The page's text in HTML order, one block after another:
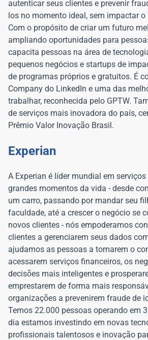
autenticar seus clientes e prevenir
los no momento ideal, sem impactar
Com o propósito de criar um futuro
ampliando oportunidades para
capacita pessoas na área de
pequenos negócios e startups de
de programas próprios e gratuitos. É
Company do LinkedIn e uma das
trabalhar, reconhecida pelo GPTW.
de serviços mais inovadora do país,
Prêmio Valor Inovação Brasil.
Experian
A Experian é líder mundial em
grandes momentos da vida - desde
um carro, passando por mandar seu
faculdade, até a crescer o negócio se
novos clientes - nós empoderamos
clientes a gerenciarem seus dados
ajudamos as pessoas a tomarem o
acessarem serviços financeiros, os
decisões mais inteligentes e
emprestarem de forma mais
organizações a prevenirem fraude de
Temos 22.000 pessoas operando em
dia estamos investindo em novas
profissionais talentosos e inovação